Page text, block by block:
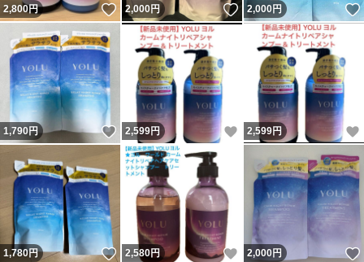
2,800円 いいね！
2,000円 いいね！
2,000円
1,790円 いいね！
2,599円 いいね！
2,599円
1,780円 いいね！
2,580円 いいね！
2,000円